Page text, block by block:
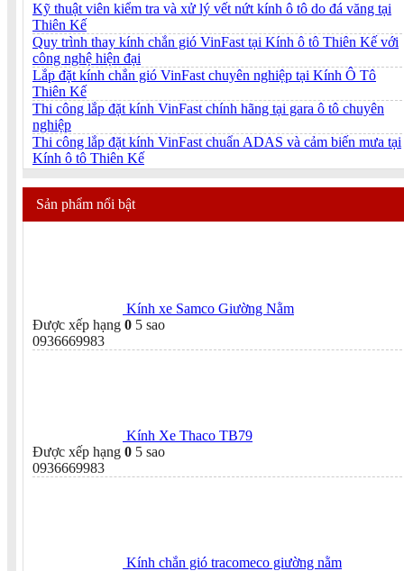
Kỹ thuật viên kiểm tra và xử lý vết nứt kính ô tô do đá văng tại
Thiên Kế
Quy trình thay kính chắn gió VinFast tại Kính ô tô Thiên Kế với
công nghệ hiện đại
Lắp đặt kính chắn gió VinFast chuyên nghiệp tại Kính Ô Tô
Thiên Kế
Thi công lắp đặt kính VinFast chính hãng tại gara ô tô chuyên
nghiệp
Thi công lắp đặt kính VinFast chuẩn ADAS và cảm biến mưa tại
Kính ô tô Thiên Kế
Sản phẩm nổi bật
Kính xe Samco Giường Nằm
Được xếp hạng 0 5 sao
0936669983
Kính Xe Thaco TB79
Được xếp hạng 0 5 sao
0936669983
Kính chắn gió tracomeco giường nằm